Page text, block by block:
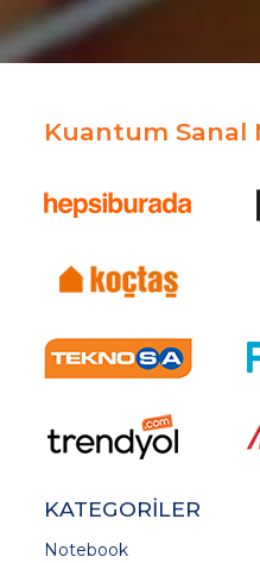
Kuantum Sanal
KATEGORİLER
Notebook